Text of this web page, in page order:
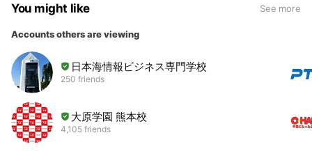
You might like See more
Accounts others are viewing
日本海情報ビジネス専門学校
250 friends
大原学園 熊本校
4,105 friends